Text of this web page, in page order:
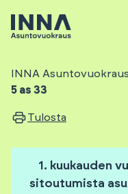
INNA Asuntovuokraus
5 as 33
Tulosta
1. kuukauden
sitoutumista